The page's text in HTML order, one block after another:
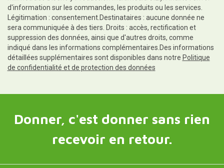
d'information sur les commandes, les produits ou les services.
Légitimation : consentement.Destinataires : aucune donnée ne
sera communiquée à des tiers. Droits : accès, rectification et
suppression des données, ainsi que d'autres droits, comme
indiqué dans les informations complémentaires.Des informations
détaillées supplémentaires sont disponibles dans notre Politique
de confidentialité et de protection des données
Donner, c'est donner sans rien
recevoir en retour.